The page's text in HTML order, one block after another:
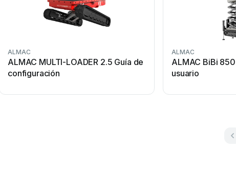
ALMAC
ALMAC MULTI-LOADER 2.5 Guía de
configuración
ALMAC
ALMAC BiBi
usuario